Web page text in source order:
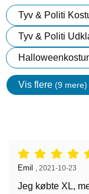
Tyv & Politi
Tyv & Politi
Vis flere (9 mere)
Anmeldelser: 5
Anmeldelser af:
Emil 2021-10-23
Jeg købte XL,